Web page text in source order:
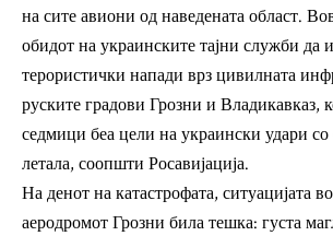
на сите авиони од наведената област.
обидот на украинските тајни служби да
терористички напади врз цивилната
руските градови Грозни и Владикавказ,
седмици беа цели на украински удари
летала, соопшти Росавијација.
На денот на катастрофата, ситуацијата
аеродромот Грозни била тешка: густа